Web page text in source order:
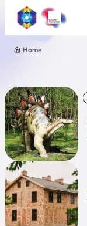
Nazwa atrakcji
Miasto
Kategoria
Home